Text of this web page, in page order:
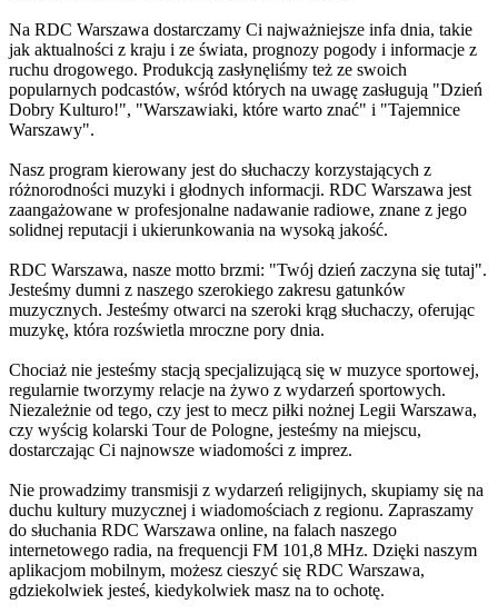
Na RDC Warszawa dostarczamy Ci najważniejsze infa dnia, takie
jak aktualności z kraju i ze świata, prognozy pogody i informacje z
ruchu drogowego. Produkcją zasłynęliśmy też ze swoich
popularnych podcastów, wśród których na uwagę zasługują "Dzień
Dobry Kulturo!", "Warszawiaki, które warto znać" i "Tajemnice
Warszawy".
Nasz program kierowany jest do słuchaczy korzystających z
różnorodności muzyki i głodnych informacji. RDC Warszawa jest
zaangażowane w profesjonalne nadawanie radiowe, znane z jego
solidnej reputacji i ukierunkowania na wysoką jakość.
RDC Warszawa, nasze motto brzmi: "Twój dzień zaczyna się tutaj".
Jesteśmy dumni z naszego szerokiego zakresu gatunków
muzycznych. Jesteśmy otwarci na szeroki krąg słuchaczy, oferując
muzykę, która rozświetla mroczne pory dnia.
Chociaż nie jesteśmy stacją specjalizującą się w muzyce sportowej,
regularnie tworzymy relacje na żywo z wydarzeń sportowych.
Niezależnie od tego, czy jest to mecz piłki nożnej Legii Warszawa,
czy wyścig kolarski Tour de Pologne, jesteśmy na miejscu,
dostarczając Ci najnowsze wiadomości z imprez.
Nie prowadzimy transmisji z wydarzeń religijnych, skupiamy się na
duchu kultury muzycznej i wiadomościach z regionu. Zapraszamy
do słuchania RDC Warszawa online, na falach naszego
internetowego radia, na frequencji FM 101,8 MHz. Dzięki naszym
aplikacjom mobilnym, możesz cieszyć się RDC Warszawa,
gdziekolwiek jesteś, kiedykolwiek masz na to ochotę.